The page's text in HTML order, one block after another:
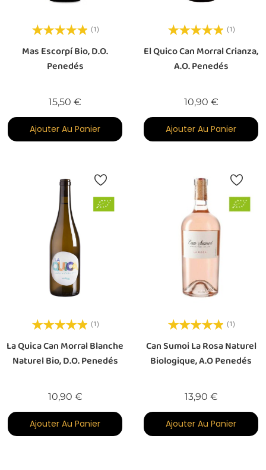
(1)
Mas Escorpí Bio, D.O.
Penedés
15,50 €
Ajouter Au Panier
(1)
El Quico Can Morral Crianza,
A.O. Penedés
10,90 €Prix
Ajouter Au Panier
(1)
La Quica Can Morral Blanche
Naturel Bio, D.O. Penedés
10,90 €Prix
Ajouter Au Panier
(1)
Can Sumoi La Rosa Naturel
Biologique, A.O Penedés
13,90 €Prix
Ajouter Au Panier